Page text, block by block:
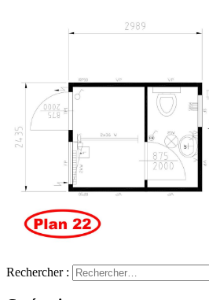
Rechercher :